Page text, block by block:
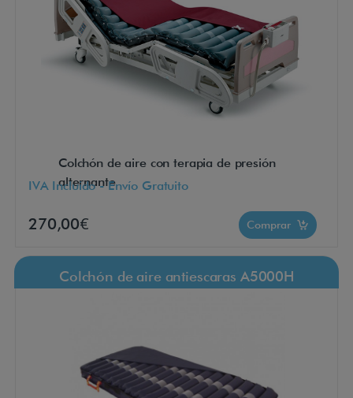
Colchón de aire con terapia de presión
alternante
IVA Incluido - Envío Gratuito
270,00€ Comprar
Colchón de aire antiescaras A5000H